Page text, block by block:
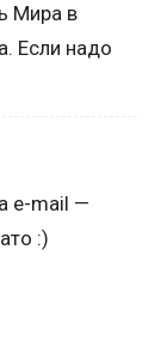
Мира в
Если надо
e-mail —
:)